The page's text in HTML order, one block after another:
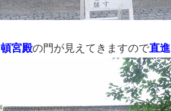
頓宮殿の門が見えてきますので直進